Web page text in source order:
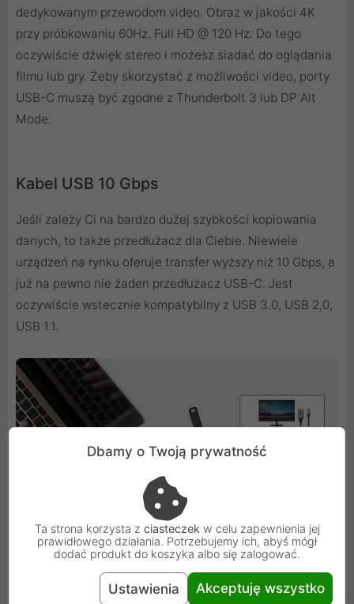
dedykowanym przewodom video. Obraz w jakości 4K
przy próbkowaniu 60Hz, Full HD @ 120 Hz. Do tego
oczywiście dźwięk stereo i możesz siadać do oglądania
filmu lub gry. Żeby skorzystać z możliwości video, porty
USB-C muszą być zgodne z Thunderbolt 3 lub DP Alt
Mode.
Kabel USB 10 Gbps
Jeśli zależy Ci na bardzo dużej szybkości kopiowania
danych, to także przedłużacz dla Ciebie. Niewiele
urządzeń na rynku oferuje transfer wyższy niż 10 Gbps, a
już na pewno nie żaden przedłużacz USB-C. Jest
oczywiście wstecznie kompatybilny z USB 3.0, USB 2,0,
USB 1.1.
Dbamy o Twoją prywatność
Ta strona korzysta z ciasteczek w celu zapewnienia jej
prawidłowego działania. Potrzebujemy ich, abyś mógł
dodać produkt do koszyka albo się zalogować.
Ustawienia Akceptuję wszystko